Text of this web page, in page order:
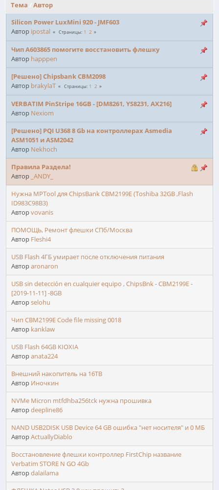
Тема
Автор
Silicon Power LuxMini 920 - JMF603
Автор ipostal Страницы 1 2
Чип A603865 помогите восстановить флешку
Автор happpen
[Решено] Chipsbank CBM2098
Автор brakylaT Страницы 1 2
VERBATIM PinStripe 16GB - [DM8261, YS8231, AX216]
Автор Nexiom
[Решено] PQI U368 8 Gb на контроллерах Asmedia
ASM1051 и ASM2042
Автор Nekhoch
Правила Раздела!
Автор _ANDY_
Нужна MPTool для ChipsBank CBM2199E (Toshiba 32GB ,Flash
ID983C98B3)
Авторvovanis
ПОМОЩЬ, Ремонт флешки СПб/Москва
Автор Fleshi4
USB Flash 4ГБ умирает после отключения питания
Авторaronaron
USB sin detección en cualquier equipo , ChipsBnk - CBM2199E -
[2019-11-11] -8GB
Авторselohu
Чип CBM2199E Code file missing 0018
Автор kanklaw
USB Flash 64GB KIOXIA
Авторanata224
Внешний накопитель на 16TB
Автор Иночкин
NVMe Micron mtfdhba256tck нужна прошивка
Авторdeepline86
NAND USB2DISK USB Device 64 GB ошибка "нет носителя" и 0 МБ
АвторActuallyDiablo
Восстановление флешки контроллер FirstChip название
Verbatim STORE N GO 4Gb
Авторdalailama